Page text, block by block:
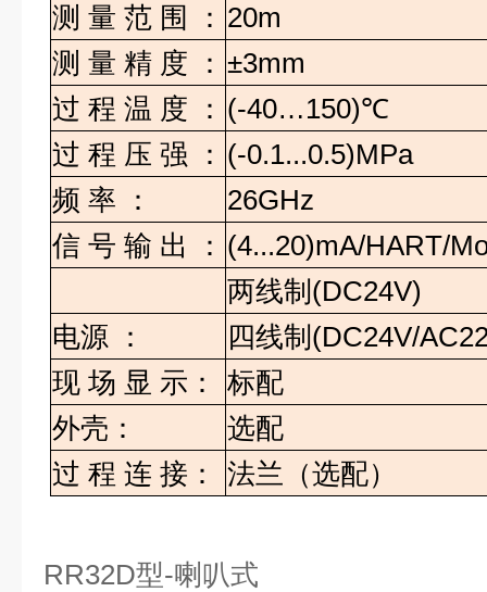
测 量 范 围 ： 20m
测 量 精 度 ： ±3mm
过 程 温 度 ： (-40…150)℃
过 程 压 强 ： (-0.1...0.5)MPa
频 率 ：
26GHz
信 号 输 出 ： (4...20)mA/HART/
两线制 (DC24V)
电源 ： 四线制 (DC24V/
现 场 显 示：
标配
外壳：
选配
过 程 连 接： 法兰（选配）
RR32D型-喇叭式